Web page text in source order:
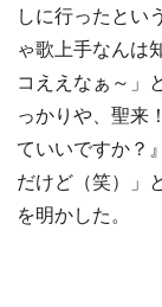
しに行ったとい
ゃ歌上手なんは
コええなぁ～」
っかりや、聖来
ていいですか？
だけど（笑）」
を明かした。